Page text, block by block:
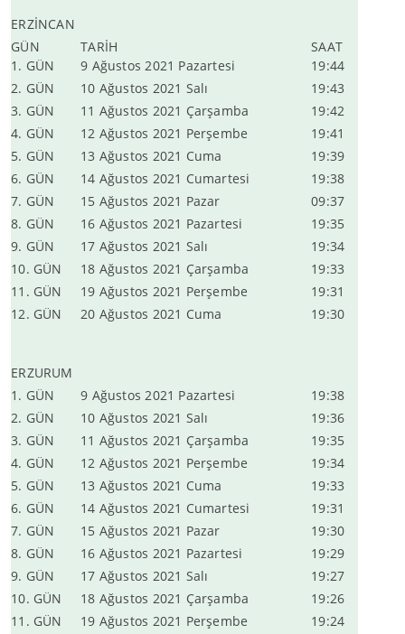
ERZİNCAN
GÜN
TARİH
SAAT
1. GÜN
9 Ağustos 2021 Pazartesi
19:44
2. GÜN
10 Ağustos 2021 Salı
19:43
3. GÜN
11 Ağustos 2021 Çarşamba
19:42
4. GÜN
12 Ağustos 2021 Perşembe
19:41
5. GÜN
13 Ağustos 2021 Cuma
19:39
6. GÜN
14 Ağustos 2021 Cumartesi
19:38
7. GÜN
15 Ağustos 2021 Pazar
09:37
8. GÜN
16 Ağustos 2021 Pazartesi
19:35
9. GÜN
17 Ağustos 2021 Salı
19:34
10. GÜN
18 Ağustos 2021 Çarşamba
19:33
11. GÜN
19 Ağustos 2021 Perşembe
19:31
12. GÜN
20 Ağustos 2021 Cuma 19:30
ERZURUM
1. GÜN
9 Ağustos 2021 Pazartesi
19:38
2. GÜN
10 Ağustos 2021 Salı
19:36
3. GÜN
11 Ağustos 2021 Çarşamba
19:35
4. GÜN
12 Ağustos 2021 Perşembe
19:34
5. GÜN
13 Ağustos 2021 Cuma
19:33
6. GÜN
14 Ağustos 2021 Cumartesi
19:31
7. GÜN
15 Ağustos 2021 Pazar
19:30
8. GÜN
16 Ağustos 2021 Pazartesi
19:29
9. GÜN
17 Ağustos 2021 Salı
19:27
10. GÜN
18 Ağustos 2021 Çarşamba
19:26
11. GÜN
19 Ağustos 2021 Perşembe 19:24